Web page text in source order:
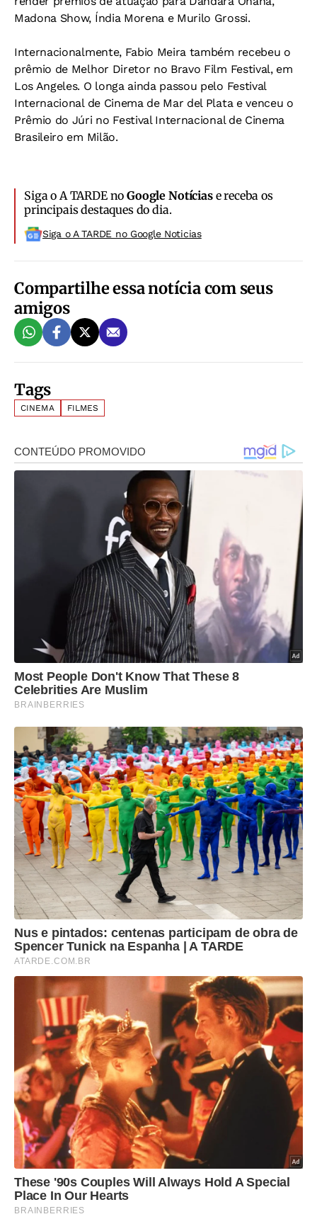
Madona Show, Índia Morena e Murilo Grossi.
Internacionalmente, Fabio Meira também recebeu o
prêmio de Melhor Diretor no Bravo Film Festival, em
Los Angeles. O longa ainda passou pelo Festival
Internacional de Cinema de Mar del Plata e venceu o
Prêmio do Júri no Festival Internacional de Cinema
Brasileiro em Milão.
Siga o A TARDE noGoogle Notíciase receba os
principais destaques do dia.
Siga o A TARDE no Google Noticias
Compartilhe essa notícia com seus
amigos
Tags
CINEMA FILMES